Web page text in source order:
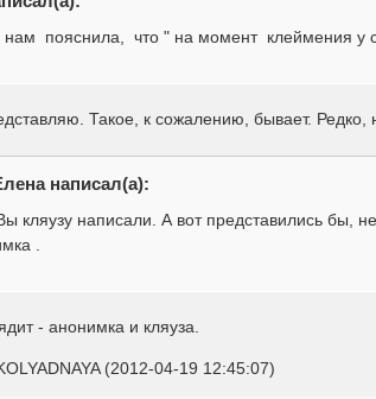
нам пояснила, что " на момент клеймения у
Такое, к сожалению, бывает. Редко,
написал(а):
кляузу написали. А вот представились бы,
.
- анонимка и кляуза.
(2012-04-19 12:45:07)